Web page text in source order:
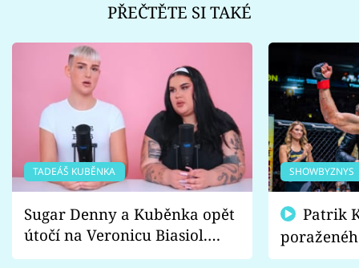
PŘEČTĚTE SI TAKÉ
TADEÁŠ KUBĚNKA
Sugar Denny a Kuběnka opět
útočí na Veronicu Biasiol.
Proč je podle nich falešná a
SHOWBYZNYS
fanoušci